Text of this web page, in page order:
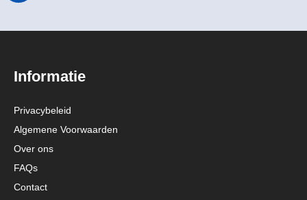
Informatie
Privacybeleid
Algemene Voorwaarden
Over ons
FAQs
Contact